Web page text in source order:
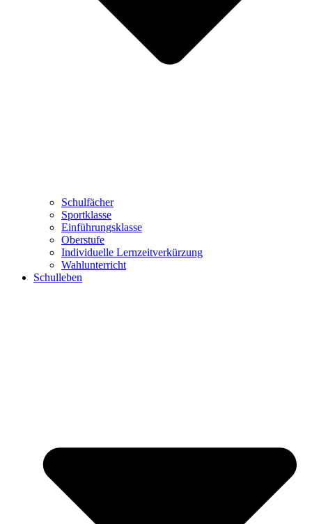
Schulfächer
Sportklasse
Einführungsklasse
Oberstufe
Individuelle Lernzeitverkürzung
Wahlunterricht
Schulleben